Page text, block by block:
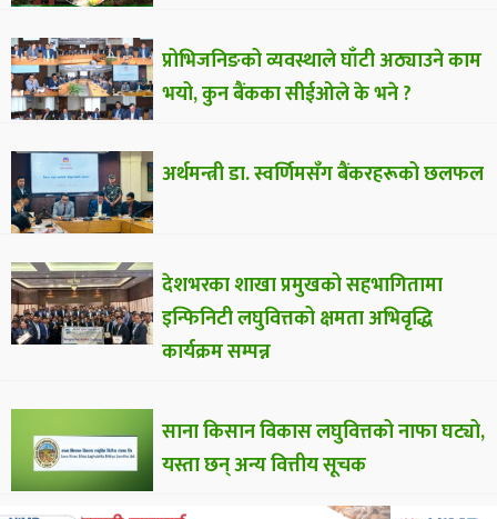
प्रोभिजनिङको व्यवस्थाले घाँटी अठ्याउने काम
भयो, कुन बैंकका सीईओले के भने ?
अर्थमन्त्री डा. स्वर्णिमसँग बैंकरहरूको छलफल
देशभरका शाखा प्रमुखको सहभागितामा
इन्फिनिटी लघुवित्तको क्षमता अभिवृद्धि
कार्यक्रम सम्पन्न
साना किसान विकास लघुवित्तको नाफा घट्यो,
यस्ता छन् अन्य वित्तीय सूचक